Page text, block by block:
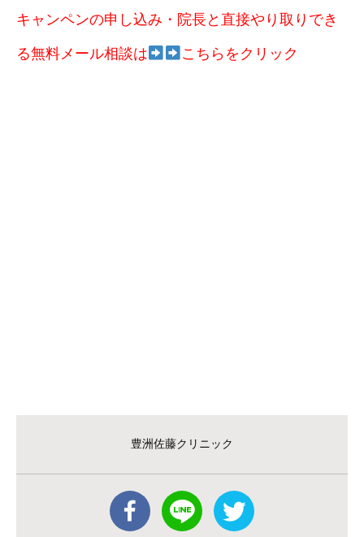
キャンペンの申し込み・院長と直接やり取りでき
る無料メール相談は こちらをクリック
豊洲佐藤クリニック